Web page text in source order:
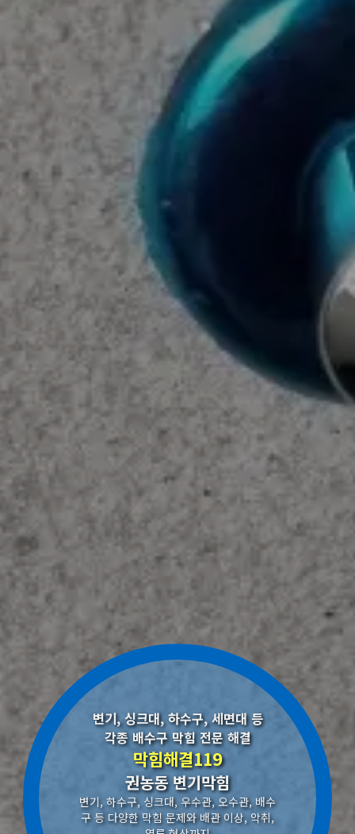
변기, 싱크대, 하수구, 세면대 등
각종 배수구 막힘 전문 해결
막힘해결119
권농동 변기막힘
변기, 하수구, 싱크대, 우수관, 오수관, 배수
구 등 다양한 막힘 문제와 배관 이상, 악취,